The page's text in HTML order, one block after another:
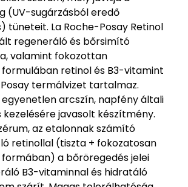
(UV-sugárzásból eredő
tüneteit. La Roche-Posay Retinol
regeneráló és bőrsimító
valamint fokozottan
retinol és B3-vitamint
termálvizet tartalmaz.
arcszín, napfény általi
javasolt készítmény.
az etalonnak számító
retinollal (tiszta + fokozatosan
a bőröregedés jelei
B3-vitaminnal és hidratáló